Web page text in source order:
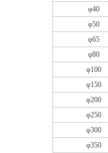
φ40
φ50
φ65
φ80
φ100
φ150
φ200
φ250
φ300
φ350